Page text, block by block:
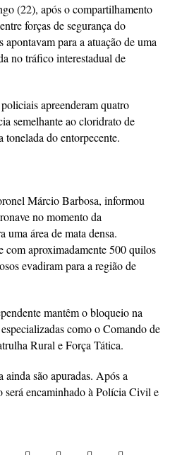
(22), após o compartilhamento
forças de segurança do
para a atuação de uma
no tráfico interestadual de
apreenderam quatro
semelhante ao cloridrato de
tonelada do entorpecente.
Márcio Barbosa, informou
no momento da
uma área de mata densa.
com aproximadamente 500 quilos
evadiram para a região de
mantêm o bloqueio na
como o Comando de
Rural e Força Tática.
são apuradas. Após a
será encaminhado à Polícia Civil e